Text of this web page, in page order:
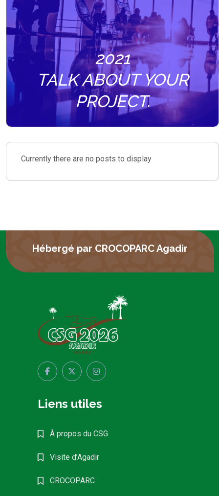
2021
TALK ABOUT YOUR
PROJECT.
Currently there are no posts to display
Hébergé par CROCOPARC Agadir
Liens utiles
À propos du CSG
Visite d’Agadir
CROCOPARC